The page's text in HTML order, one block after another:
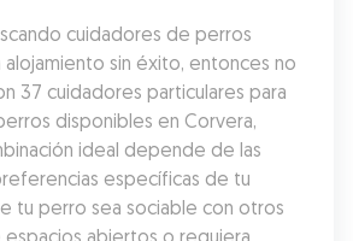
cuidadores de perros
alojamiento sin éxito, entonces no
37 cuidadores particulares para
disponibles en Corvera,
ideal depende de las
específicas de tu
tu perro sea sociable con otros
abiertos o requiera